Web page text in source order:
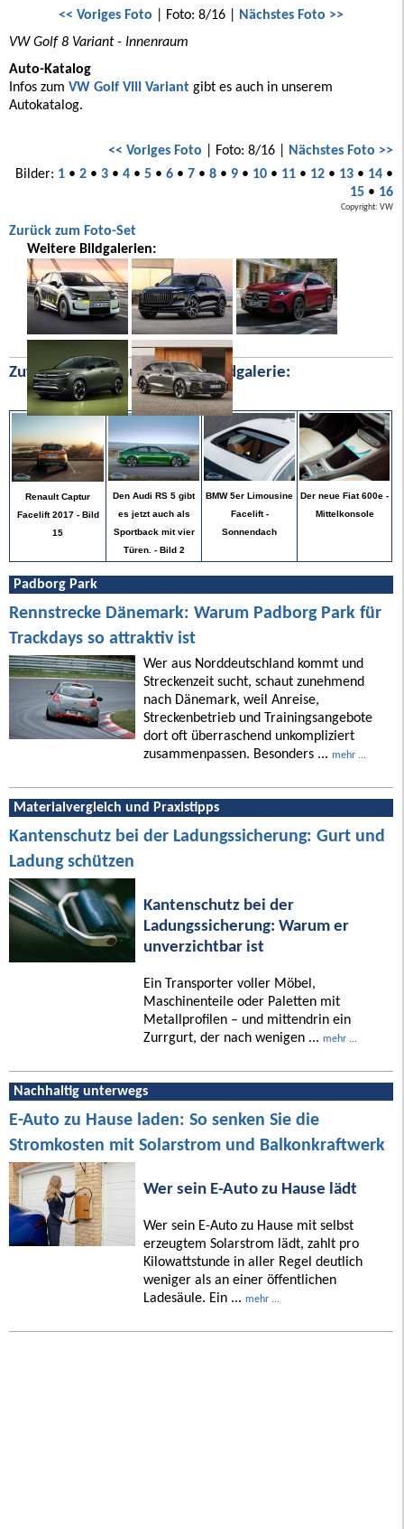
<< Voriges Foto | Foto: 8/16 | Nächstes Foto >>
VW Golf 8 Variant - Innenraum
Auto-Katalog
Infos zum VW Golf VIII Variant gibt es auch in unserem
Autokatalog.
<< Voriges Foto | Foto: 8/16 | Nächstes Foto >>
Bilder: 1• 2• 3• 4• 5• 6• 7• 8• 9• 10• 11• 12• 13• 14•
15• 16
Copyright: VW
Zurück zum Foto-Set
Weitere Bildgalerien:
Zufällige Bilder aus unserer Bildgalerie:
Renault Captur
Facelift 2017 - Bild
15
Den Audi RS 5 gibt
es jetzt auch als
Sportback mit vier
Türen. - Bild 2
BMW 5er Limousine
Facelift -
Sonnendach
Der neue Fiat 600e -
Mittelkonsole
Padborg Park
Rennstrecke Dänemark: Warum Padborg Park für
Trackdays so attraktiv ist
Wer aus Norddeutschland kommt und
Streckenzeit sucht, schaut zunehmend
nach Dänemark, weil Anreise,
Streckenbetrieb und Trainingsangebote
dort oft überraschend unkompliziert
zusammenpassen. Besonders ... mehr ...
Materialvergleich und Praxistipps
Kantenschutz bei der Ladungssicherung: Gurt und
Ladung schützen
Kantenschutz bei der
Ladungssicherung: Warum er
unverzichtbar ist
Ein Transporter voller Möbel,
Maschinenteile oder Paletten mit
Metallprofilen – und mittendrin ein
Zurrgurt, der nach wenigen ... mehr ...
Nachhaltig unterwegs
E-Auto zu Hause laden: So senken Sie die
Stromkosten mit Solarstrom und Balkonkraftwerk
Wer sein E-Auto zu Hause lädt
Wer sein E-Auto zu Hause mit selbst
erzeugtem Solarstrom lädt, zahlt pro
Kilowattstunde in aller Regel deutlich
weniger als an einer öffentlichen
Ladesäule. Ein ... mehr ...